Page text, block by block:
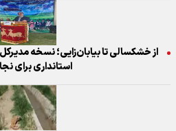
از خشکسالی تا بیابان‌زایی؛ نسخه
استانداری برای